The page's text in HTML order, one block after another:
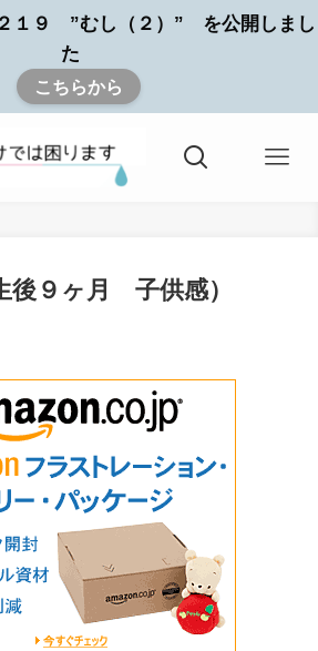
１９ ”むし（２）” を公開しまし
た
こちらから
後９ヶ月 子供感）